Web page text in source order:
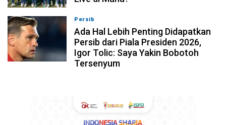
Persib
Ada Hal Lebih Penting Didapatkan
Persib dari Piala Presiden 2026,
Igor Tolic: Saya Yakin Bobotoh
Tersenyum